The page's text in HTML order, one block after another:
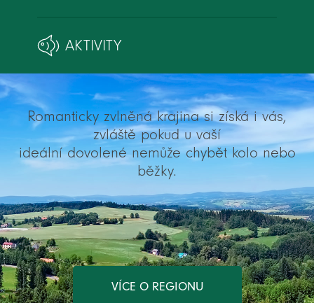
AKTIVITY
Romanticky zvlněná krajina si získá i vás,
zvláště pokud u vaší
ideální dovolené nemůže chybět kolo nebo
běžky.
VÍCE O REGIONU